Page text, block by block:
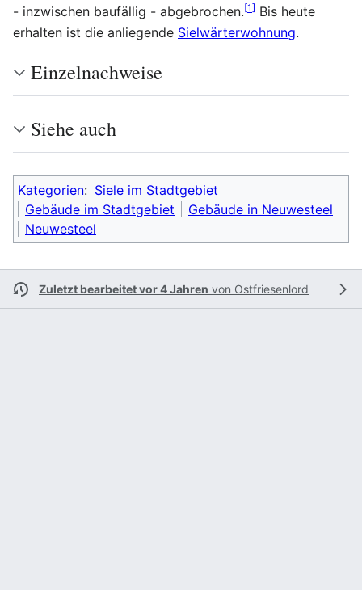
- inzwischen baufällig - abgebrochen.[1] Bis heute
erhalten ist die anliegende Sielwärterwohnung.
Einzelnachweise
Siehe auch
Kategorien: Siele im Stadtgebiet
Gebäude im Stadtgebiet
Gebäude in Neuwesteel
Neuwesteel
Zuletzt bearbeitet vor 4 Jahren von Ostfriesenlord